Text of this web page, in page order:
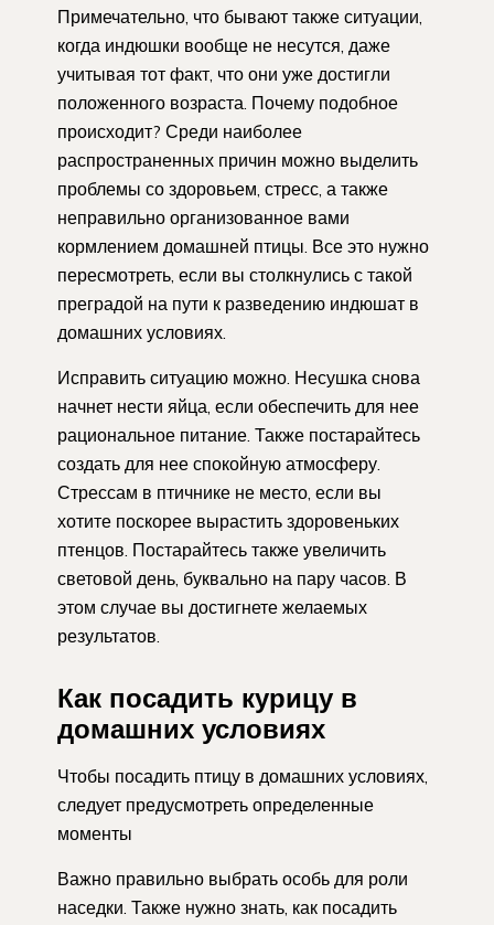
Примечательно, что бывают также ситуации,
когда индюшки вообще не несутся, даже
учитывая тот факт, что они уже достигли
положенного возраста. Почему подобное
происходит? Среди наиболее
распространенных причин можно выделить
проблемы со здоровьем, стресс, а также
неправильно организованное вами
кормлением домашней птицы. Все это нужно
пересмотреть, если вы столкнулись с такой
преградой на пути к разведению индюшат в
домашних условиях.
Исправить ситуацию можно. Несушка снова
начнет нести яйца, если обеспечить для нее
рациональное питание. Также постарайтесь
создать для нее спокойную атмосферу.
Стрессам в птичнике не место, если вы
хотите поскорее вырастить здоровеньких
птенцов. Постарайтесь также увеличить
световой день, буквально на пару часов. В
этом случае вы достигнете желаемых
результатов.
Как посадить курицу в
домашних условиях
Чтобы посадить птицу в домашних условиях,
следует предусмотреть определенные
моменты
Важно правильно выбрать особь для роли
наседки. Также нужно знать, как посадить